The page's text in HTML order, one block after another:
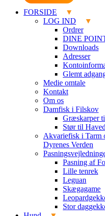
FORSIDE
LOG IND
Ordrer
DINE
Downloads
Adresser
Glemt
Medie omtale
Kontakt
Om os
Damfisk i Filskov
Græskarper
Stør til
Akvariefisk i Tarm
Dyrenes Verden
Pasning af
Lille tenrek
Leguan
Skægagame
Stor